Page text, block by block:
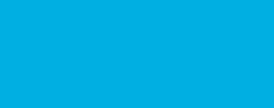
25x5 Pb max 2,5%